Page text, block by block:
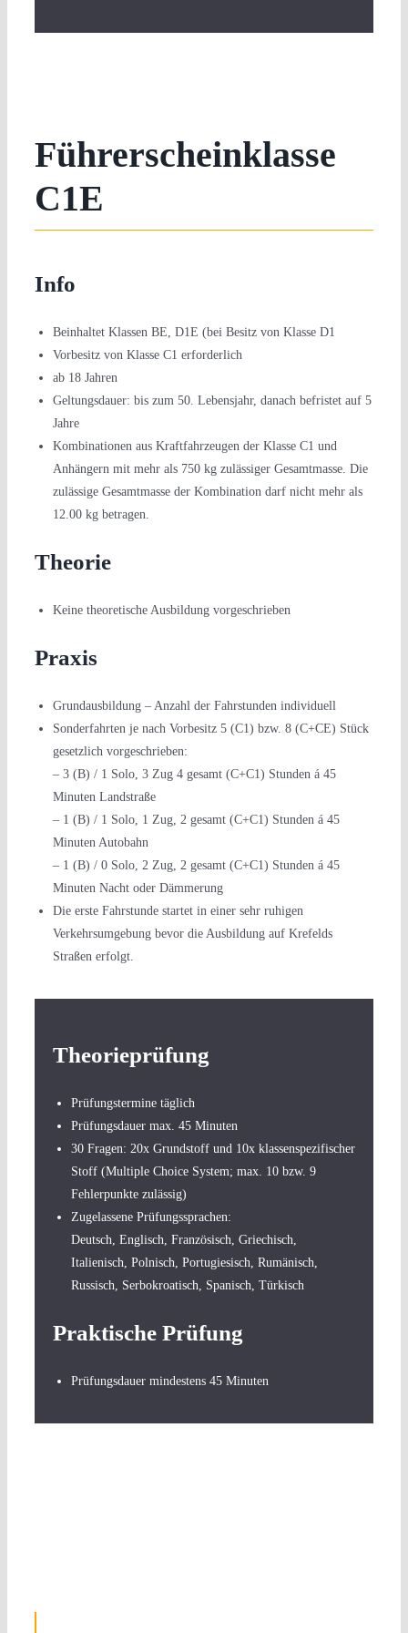
Führerscheinklasse
C1E
Info
Beinhaltet Klassen BE, D1E (bei Besitz von Klasse D1
Vorbesitz von Klasse C1 erforderlich
ab 18 Jahren
Geltungsdauer: bis zum 50. Lebensjahr, danach befristet auf 5
Jahre
Kombinationen aus Kraftfahrzeugen der Klasse C1 und
Anhängern mit mehr als 750 kg zulässiger Gesamtmasse. Die
zulässige Gesamtmasse der Kombination darf nicht mehr als
12.00 kg betragen.
Theorie
Keine theoretische Ausbildung vorgeschrieben
Praxis
Grundausbildung – Anzahl der Fahrstunden individuell
Sonderfahrten je nach Vorbesitz 5 (C1) bzw. 8 (C+CE) Stück
gesetzlich vorgeschrieben:
– 3 (B) / 1 Solo, 3 Zug 4 gesamt (C+C1) Stunden á 45
Minuten Landstraße
– 1 (B) / 1 Solo, 1 Zug, 2 gesamt (C+C1) Stunden á 45
Minuten Autobahn
– 1 (B) / 0 Solo, 2 Zug, 2 gesamt (C+C1) Stunden á 45
Minuten Nacht oder Dämmerung
Die erste Fahrstunde startet in einer sehr ruhigen
Verkehrsumgebung bevor die Ausbildung auf Krefelds
Straßen erfolgt.
Theorieprüfung
Prüfungstermine täglich
Prüfungsdauer max. 45 Minuten
30 Fragen: 20x Grundstoff und 10x klassenspezifischer
Stoff (Multiple Choice System; max. 10 bzw. 9
Fehlerpunkte zulässig)
Zugelassene Prüfungssprachen:
Deutsch, Englisch, Französisch, Griechisch,
Italienisch, Polnisch, Portugiesisch, Rumänisch,
Russisch, Serbokroatisch, Spanisch, Türkisch
Praktische Prüfung
Prüfungsdauer mindestens 45 Minuten